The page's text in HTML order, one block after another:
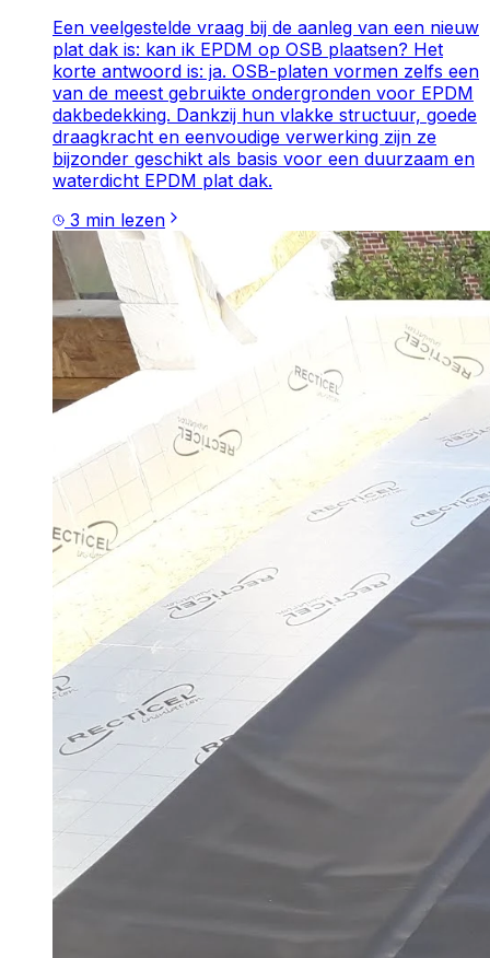
Een veelgestelde vraag bij de aanleg van een nieuw
plat dak is: kan ik EPDM op OSB plaatsen? Het
korte antwoord is: ja. OSB-platen vormen zelfs een
van de meest gebruikte ondergronden voor EPDM
dakbedekking. Dankzij hun vlakke structuur, goede
draagkracht en eenvoudige verwerking zijn ze
bijzonder geschikt als basis voor een duurzaam en
waterdicht EPDM plat dak.
3 min lezen